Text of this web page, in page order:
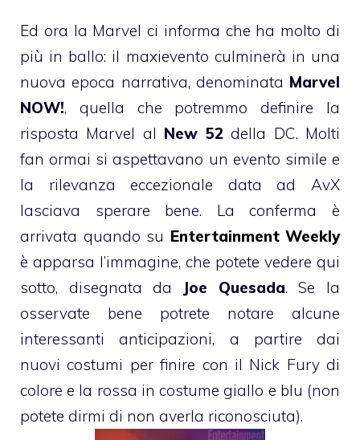
Ed ora la Marvel ci informa che ha molto di
più in ballo: il maxievento culminerà in una
nuova epoca narrativa, denominata Marvel
NOW!, quella che potremmo definire la
risposta Marvel al New 52 della DC. Molti
fan ormai si aspettavano un evento simile e
la rilevanza eccezionale data ad AvX
lasciava sperare bene. La conferma è
arrivata quando su Entertainment Weekly
è apparsa l’immagine, che potete vedere qui
sotto, disegnata da
Joe Quesada. Se la
osservate bene potrete notare alcune
interessanti anticipazioni, a partire dai
nuovi costumi per finire con il Nick Fury di
colore e la rossa in costume giallo e blu (non
potete dirmi di non averla riconosciuta).